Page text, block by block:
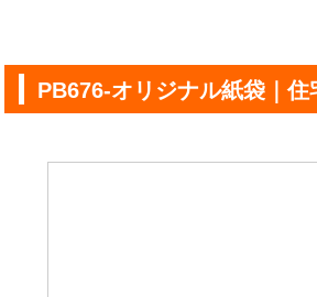
PB676-オリジナル紙袋｜